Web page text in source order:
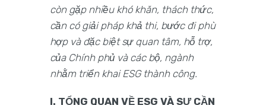
còn gặp nhiều khó khăn, thách thức,
cần có giải pháp khả thi, bước đi phù
hợp và đặc biệt sự quan tâm, hỗ trợ,
của Chính phủ và các bộ, ngành
nhằm triển khai ESG thành công.
I. TỔNG QUAN VỀ ESG VÀ SỰ CẦN